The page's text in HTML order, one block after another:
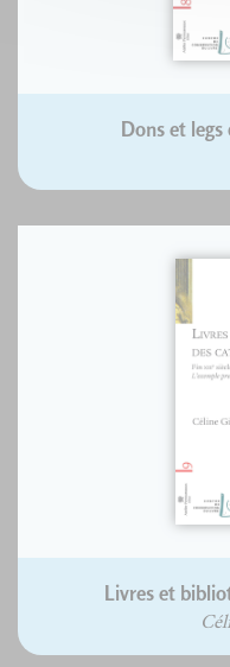
Dons et
Livres et